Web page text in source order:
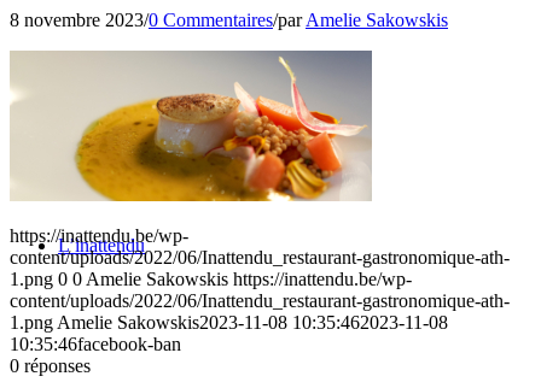
L’inattendu
8 novembre 2023/0 Commentaires/parAmelie Sakowskis
https://inattendu.be/wp-
content/uploads/2022/06/Inattendu_restaurant-gastronomique-ath-
1.png 0 0 Amelie Sakowskis https://inattendu.be/wp-
content/uploads/2022/06/Inattendu_restaurant-gastronomique-ath-
1.png Amelie Sakowskis2023-11-08 10:35:462023-11-08
10:35:46facebook-ban
0 réponses